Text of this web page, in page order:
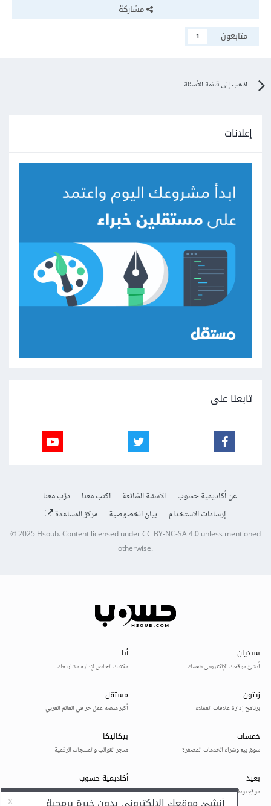
مشاركة
متابعون
1
اذهب إلى قائمة الأسئلة
إعلانات
تابعنا على
عن أكاديمية حسوب الأسئلة الشائعة اكتب معنا
درّب معنا
إرشادات الاستخدام
بيان الخصوصية مركز المساعدة
© 2025Hsoub.Content licensed underCC BY-NC-SA 4.0unless mentioned
otherwise.